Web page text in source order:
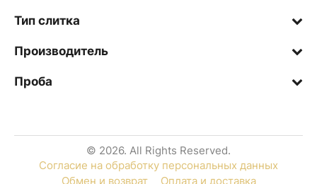
Тип слитка
Производитель
Проба
© 2026. All Rights Reserved.
Согласие на обработку персональных данных
Обмен и возврат
Оплата и доставка